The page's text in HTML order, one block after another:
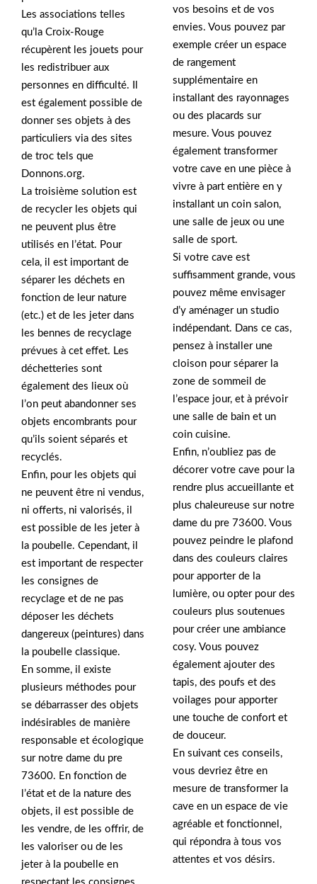
Les associations telles
qu’la Croix-Rouge
récupèrent les jouets pour
les redistribuer aux
personnes en difficulté. Il
est également possible de
donner ses objets à des
particuliers via des sites
de troc tels que
Donnons.org.
La troisième solution est
de recycler les objets qui
ne peuvent plus être
utilisés en l’état. Pour
cela, il est important de
séparer les déchets en
fonction de leur nature
(etc.) et de les jeter dans
les bennes de recyclage
prévues à cet effet. Les
déchetteries sont
également des lieux où
l’on peut abandonner ses
objets encombrants pour
qu’ils soient séparés et
recyclés.
Enfin, pour les objets qui
ne peuvent être ni vendus,
ni offerts, ni valorisés, il
est possible de les jeter à
la poubelle. Cependant, il
est important de respecter
les consignes de
recyclage et de ne pas
déposer les déchets
dangereux (peintures) dans
la poubelle classique.
En somme, il existe
plusieurs méthodes pour
se débarrasser des objets
indésirables de manière
responsable et écologique
sur notre dame du pre
73600. En fonction de
l’état et de la nature des
objets, il est possible de
les vendre, de les offrir, de
les valoriser ou de les
jeter à la poubelle en
vos besoins et de vos
envies. Vous pouvez par
exemple créer un espace
de rangement
supplémentaire en
installant des rayonnages
ou des placards sur
mesure. Vous pouvez
également transformer
votre cave en une pièce à
vivre à part entière en y
installant un coin salon,
une salle de jeux ou une
salle de sport.
Si votre cave est
suffisamment grande, vous
pouvez même envisager
d’y aménager un studio
indépendant. Dans ce cas,
pensez à installer une
cloison pour séparer la
zone de sommeil de
l’espace jour, et à prévoir
une salle de bain et un
coin cuisine.
Enfin, n’oubliez pas de
décorer votre cave pour la
rendre plus accueillante et
plus chaleureuse sur notre
dame du pre 73600. Vous
pouvez peindre le plafond
dans des couleurs claires
pour apporter de la
lumière, ou opter pour des
couleurs plus soutenues
pour créer une ambiance
cosy. Vous pouvez
également ajouter des
tapis, des poufs et des
voilages pour apporter
une touche de confort et
de douceur.
En suivant ces conseils,
vous devriez être en
mesure de transformer la
cave en un espace de vie
agréable et fonctionnel,
qui répondra à tous vos
attentes et vos désirs.